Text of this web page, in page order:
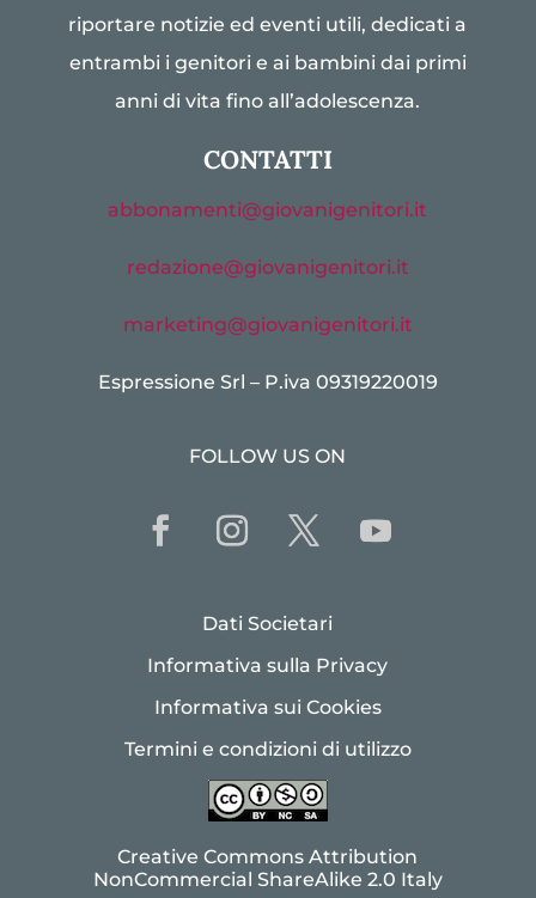
riportare notizie ed eventi utili, dedicati a
entrambi i genitori e ai bambini dai primi
anni di vita fino all’adolescenza.
CONTATTI
abbonamenti@giovanigenitori.it
redazione@giovanigenitori.it
marketing@giovanigenitori.it
Espressione Srl – P.iva 09319220019
FOLLOW US ON
Dati Societari
Informativa sulla Privacy
Informativa sui Cookies
Termini e condizioni di utilizzo
Creative Commons Attribution
NonCommercial ShareAlike 2.0 Italy